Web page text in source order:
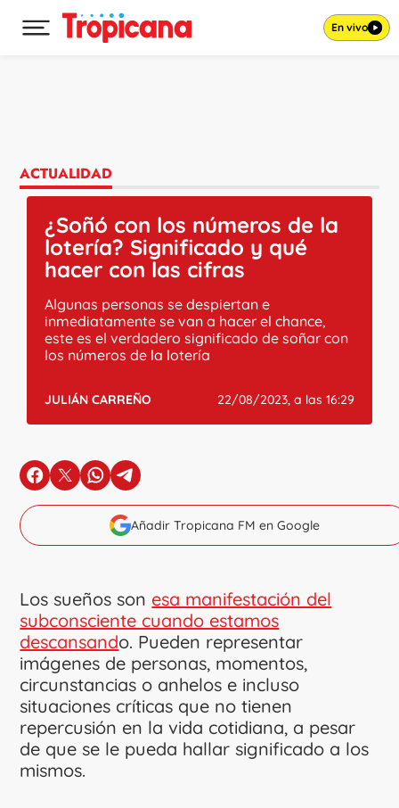
Desplegar menú principal En vivo
ACTUALIDAD
¿Soñó con los números de la
lotería? Significado y qué
hacer con las cifras
Algunas personas se despiertan e
inmediatamente se van a hacer el chance,
este es el verdadero significado de soñar con
los números de la lotería
JULIÁN CARREÑO 22/08/2023, a las 16:29
en Facebook
en Xen Whatsapp
en Telegram
Añadir Tropicana FM en Google
Los sueños son esa manifestación del
subconsciente cuando estamos
descansando. Pueden representar
imágenes de personas, momentos,
circunstancias o anhelos e incluso
situaciones críticas que no tienen
repercusión en la vida cotidiana, a pesar
de que se le pueda hallar significado a los
mismos.